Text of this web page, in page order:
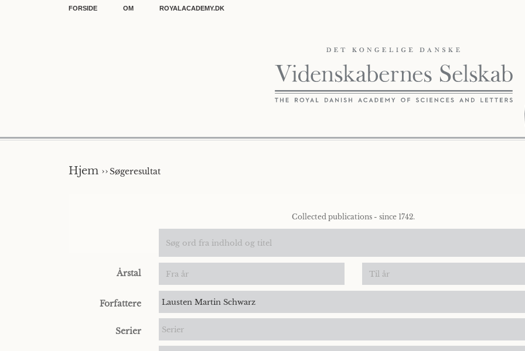
FORSIDE OM ROYALACADEMY.DK
Hjem ››Søgeresultat
Collected publications - since 1742.
Årstal
Forfattere Lausten Martin Schwarz
Serier Serier